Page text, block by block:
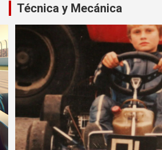
Técnica y Mecánica